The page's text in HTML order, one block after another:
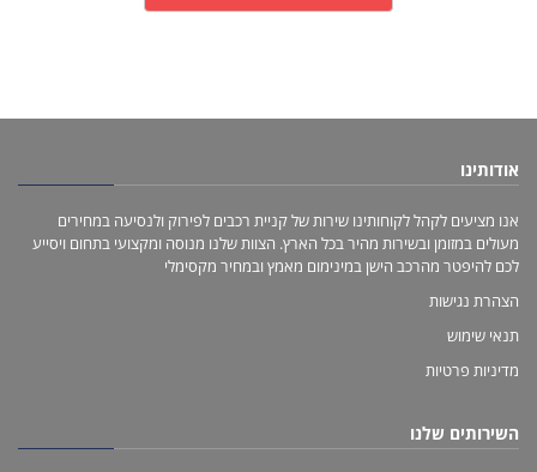
אודותינו
אנו מציעים לקהל לקוחותינו שירות של קניית רכבים לפירוק ולנסיעה במחירים
מעולים במזומן ובשירות מהיר בכל הארץ. הצוות שלנו מנוסה ומקצועי בתחום ויסייע
לכם להיפטר מהרכב הישן במינימום מאמץ ובמחיר מקסימלי
הצהרת נגישות
תנאי שימוש
מדיניות פרטיות
השירותים שלנו